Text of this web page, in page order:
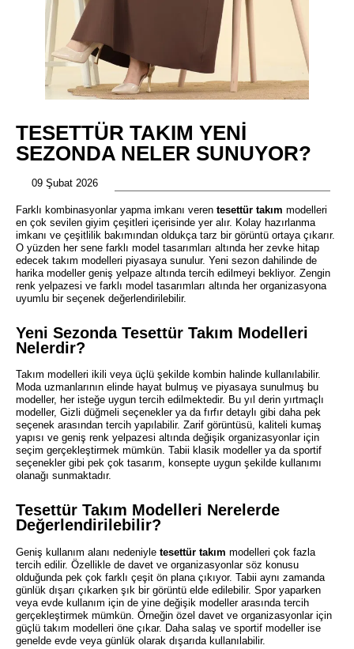
TESETTÜR TAKIM YENI
SEZONDA NELER SUNUYOR?
09 Şubat 2026
Farklı kombinasyonlar yapma imkanı veren tesettür takım modelleri
en çok sevilen giyim çeşitleri içerisinde yer alır. Kolay hazırlanma
imkanı ve çeşitlilik bakımından oldukça tarz bir görüntü ortaya çıkarır.
O yüzden her sene farklı model tasarımları altında her zevke hitap
edecek takım modelleri piyasaya sunulur. Yeni sezon dahilinde de
harika modeller geniş yelpaze altında tercih edilmeyi bekliyor. Zengin
renk yelpazesi ve farklı model tasarımları altında her organizasyona
uyumlu bir seçenek değerlendirilebilir.
Yeni Sezonda Tesettür Takım Modelleri
Nelerdir?
Takım modelleri ikili veya üçlü şekilde kombin halinde kullanılabilir.
Moda uzmanlarının elinde hayat bulmuş ve piyasaya sunulmuş bu
modeller, her isteğe uygun tercih edilmektedir. Bu yıl derin yırtmaçlı
modeller, Gizli düğmeli seçenekler ya da fırfır detaylı gibi daha pek
seçenek arasından tercih yapılabilir. Zarif görüntüsü, kaliteli kumaş
yapısı ve geniş renk yelpazesi altında değişik organizasyonlar için
seçim gerçekleştirmek mümkün. Tabii klasik modeller ya da sportif
seçenekler gibi pek çok tasarım, konsepte uygun şekilde kullanımı
olanağı sunmaktadır.
Tesettür Takım Modelleri Nerelerde
Değerlendirilebilir?
Geniş kullanım alanı nedeniyle tesettür takım modelleri çok fazla
tercih edilir. Özellikle de davet ve organizasyonlar söz konusu
olduğunda pek çok farklı çeşit ön plana çıkıyor. Tabii aynı zamanda
günlük dışarı çıkarken şık bir görüntü elde edilebilir. Spor yaparken
veya evde kullanım için de yine değişik modeller arasında tercih
gerçekleştirmek mümkün. Örneğin özel davet ve organizasyonlar için
güçlü takım modelleri öne çıkar. Daha salaş ve sportif modeller ise
genelde evde veya günlük olarak dışarıda kullanılabilir.